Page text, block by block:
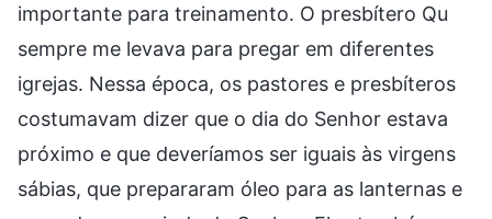
importante para treinamento. O presbítero Qu
sempre me levava para pregar em diferentes
igrejas. Nessa época, os pastores e presbíteros
costumavam dizer que o dia do Senhor estava
próximo e que deveríamos ser iguais às virgens
sábias, que prepararam óleo para as lanternas e